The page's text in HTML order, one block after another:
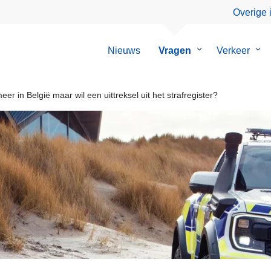
Overige
Nieuws Vragen
Submenu
Verkeer
in België maar wil een uittreksel uit het strafregister?